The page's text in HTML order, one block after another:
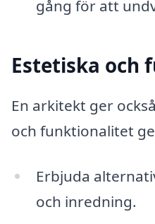
gång för att
Estetiska och
En arkitekt ger
och funktionalitet
Erbjuda
och inredning.